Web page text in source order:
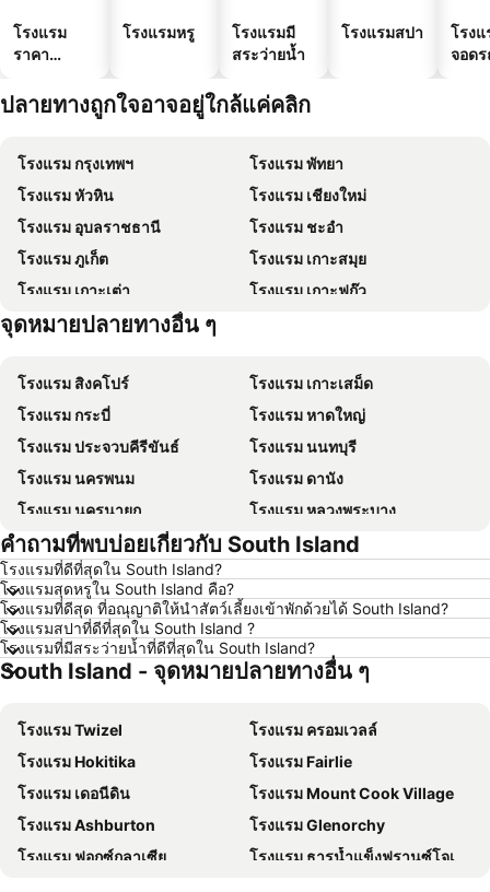
โรงแรม
ราคา
โรงแรมหรู
โรงแรมมี
สระว่ายน้ำ
โรงแรมสปา
โรง
จอดร
ปลายทางถูกใจอาจอยู่ใกล้แค่คลิก
โรงแรม กรุงเทพฯ
โรงแรม พัทยา
โรงแรม หัวหิน
โรงแรม เชียงใหม่
โรงแรม อุบลราชธานี
โรงแรม ชะอำ
โรงแรม ภูเก็ต
โรงแรม เกาะสมุย
โรงแรม เกาะเต่า
โรงแรม เกาะฟุก๊ว
โรงแรม ปีนัง
จุดหมายปลายทางอื่น ๆ
โรงแรม สิงคโปร์
โรงแรม เกาะเสม็ด
โรงแรม กระบี่
โรงแรม หาดใหญ่
โรงแรม ประจวบคีรีขันธ์
โรงแรม นนทบุรี
โรงแรม นครพนม
โรงแรม ดานัง
โรงแรม นครนายก
โรงแรม หลวงพระบาง
โรงแรม เกาะล้าน
โรงแรม ซินยี่
โรงแรม ระยอง
โรงแรม สระบุรี
โรงแรม นครราชสีมา
โรงแรม หาดป่าตอง
โรงแรม อุดรธานี
โรงแรม เวียงจันทน์
โรงแรม เกาะพะงัน
โรงแรม ภาคตะวันออกเฉียงเหนือ
โรงแรม Schaffhausen
โรงแรม มาเก๊า
โรงแรม ไทเป
โรงแรม ทัสคานี
โรงแรม บาหลี
โรงแรม คาเมรอนไฮแลนด์
โรงแรม จอร์เจีย
โรงแรม ลักเซมเบิร์ก
โรงแรม มัลดีฟส์
คำถามที่พบบ่อยเกี่ยวกับ South Island
โรงแรมที่ดีที่สุดใน South Island?
โรงแรมสุดหรูใน South Island คือ?
โรงแรมที่ดีสุด ที่อณุญาติให้นำสัตว์เลี้ยงเข้าพักด้วยได้ South Island?
โรงแรมสปาที่ดีที่สุดใน South Island ?
โรงแรมที่มีสระว่ายน้ำที่ดีที่สุดใน South Island?
South Island - จุดหมายปลายทางอื่น ๆ
โรงแรม Twizel
โรงแรม ครอมเวลล์
โรงแรม Hokitika
โรงแรม Fairlie
โรงแรม เดอนีดิน
โรงแรม Mount Cook Village
โรงแรม Ashburton
โรงแรม Glenorchy
โรงแรม ฟอกซ์กลาเซีย
โรงแรม ธารน้ำแข็งฟรานซ์โจเซฟ